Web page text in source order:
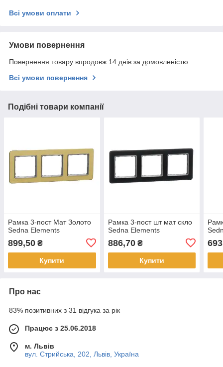
Всі умови оплати
Умови повернення
Повернення товару впродовж 14 днів за домовленістю
Всі умови повернення
Подібні товари компанії
Рамка 3-пост Мат Золото
Sedna Elements
899,50 ₴
Купити
Рамка 3-пост шт мат скло
Sedna Elements
886,70₴
Купити
Про нас
83% позитивних з 31 відгука за рік
Працює з 25.06.2018
м. Львів
вул. Стрийська, 202, Львів, Україна